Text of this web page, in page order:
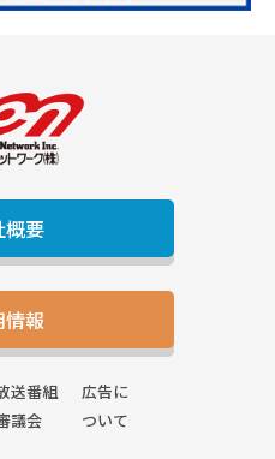
概要
情報
送番組
議会
広告に
ついて